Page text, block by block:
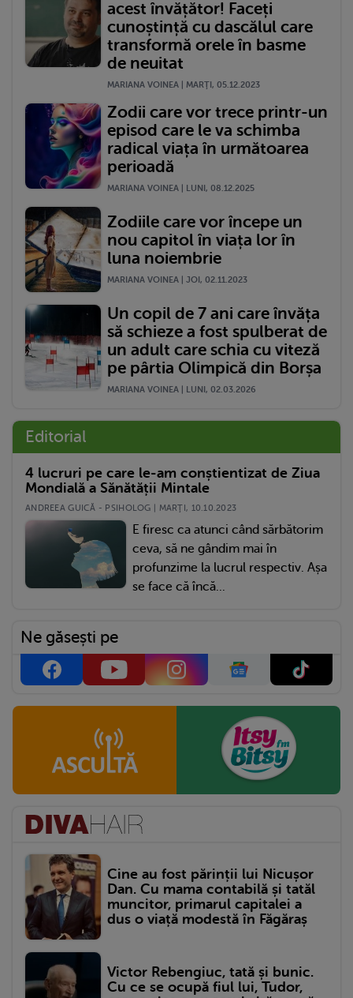
acest învățător! Faceți
cunoștință cu dascălul care
transformă orele în basme
de neuitat
MARIANA VOINEA | MARŢI, 05.12.2023
Zodii care vor trece printr-un
episod care le va schimba
radical viața în următoarea
perioadă
MARIANA VOINEA | LUNI, 08.12.2025
Zodiile care vor începe un
nou capitol în viața lor în
luna noiembrie
MARIANA VOINEA | JOI, 02.11.2023
Un copil de 7 ani care învăța
să schieze a fost spulberat de
un adult care schia cu viteză
pe pârtia Olimpică din Borșa
MARIANA VOINEA | LUNI, 02.03.2026
Editorial
4 lucruri pe care le-am conștientizat de Ziua
Mondială a Sănătății Mintale
ANDREEA GUICĂ - PSIHOLOG | MARŢI, 10.10.2023
E firesc ca atunci când sărbătorim
ceva, să ne gândim mai în
profunzime la lucrul respectiv. Așa
se face că încă...
Ne găsești pe
Cine au fost părinții lui Nicușor
Dan. Cu mama contabilă și tatăl
muncitor, primarul capitalei a
dus o viață modestă în Făgăraș
Victor Rebengiuc, tată și bunic.
Cu ce se ocupă fiul lui, Tudor,